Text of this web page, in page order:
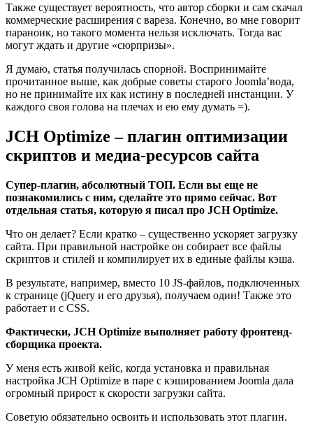
Также существует вероятность, что автор сборки и сам скачал
коммерческие расширения с вареза. Конечно, во мне говорит
параноик, но такого момента нельзя исключать. Тогда вас
могут ждать и другие «сюрпризы».
Я думаю, статья получилась спорной. Воспринимайте
прочитанное выше, как добрые советы старого Joomla’вода,
но не принимайте их как истину в последней инстанции. У
каждого своя голова на плечах и ею ему думать =).
JCH Optimize – плагин оптимизации
скриптов и медиа-ресурсов сайта
Супер-плагин, абсолютный ТОП. Если вы еще не
познакомились с ним, сделайте это прямо сейчас. Вот
отдельная статья, которую я писал про JCH Optimize.
Что он делает? Если кратко – существенно ускоряет загрузку
сайта. При правильной настройке он собирает все файлы
скриптов и стилей и компилирует их в единые файлы кэша.
В результате, например, вместо 10 JS-файлов, подключенных
к странице (jQuery и его друзья), получаем один! Также это
работает и с CSS.
Фактически, JCH Optimize выполняет работу фронтенд-
сборщика проекта.
У меня есть живой кейс, когда установка и правильная
настройка JCH Optimize в паре с кэшированием Joomla дала
огромный прирост к скорости загрузки сайта.
Советую обязательно освоить и использовать этот плагин.